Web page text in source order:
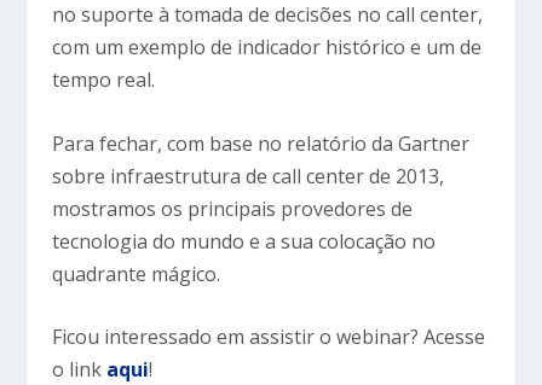
no suporte à tomada de decisões no call center,
com um exemplo de indicador histórico e um de
tempo real.
Para fechar, com base no relatório da Gartner
sobre infraestrutura de call center de 2013,
mostramos os principais provedores de
tecnologia do mundo e a sua colocação no
quadrante mágico.
Ficou interessado em assistir o webinar? Acesse
o link aqui!